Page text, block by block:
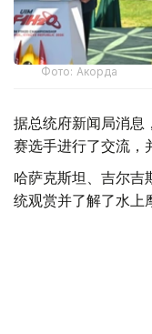
Фото: Акорда
据总统府新闻局消息
赛选手进行了交流，
哈萨克斯坦、吉尔吉
统观赏并了解了水上